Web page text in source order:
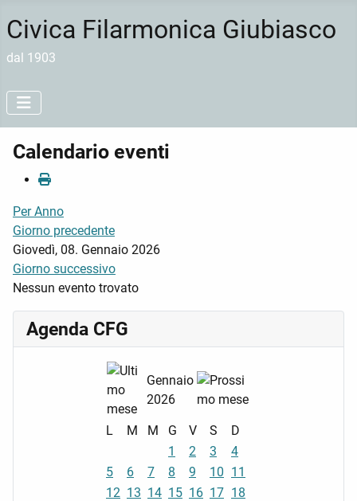
Civica Filarmonica Giubiasco
dal 1903
Calendario eventi
Per Anno
Giorno precedente
Giovedì, 08. Gennaio 2026
Giorno successivo
Nessun evento trovato
Agenda CFG
Gennaio
2026
L M M G V S
D
1
2 3
4
5
6 7 8 9 10 11
12 13 14 15 16 17 18